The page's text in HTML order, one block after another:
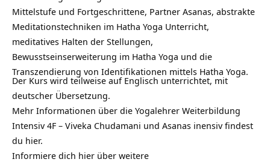
Mittelstufe und Fortgeschrittene, Partner Asanas, abstrakte
Meditationstechniken im Hatha Yoga Unterricht,
meditatives Halten der Stellungen,
Bewusstseinserweiterung im Hatha Yoga und die
Transzendierung von Identifikationen mittels Hatha Yoga.
Der Kurs wird teilweise auf Englisch unterrichtet, mit
deutscher Übersetzung.
Mehr Informationen über die Yogalehrer Weiterbildung
Intensiv 4F – Viveka Chudamani und Asanas inensiv findest
du hier.
Informiere dich hier über weitere